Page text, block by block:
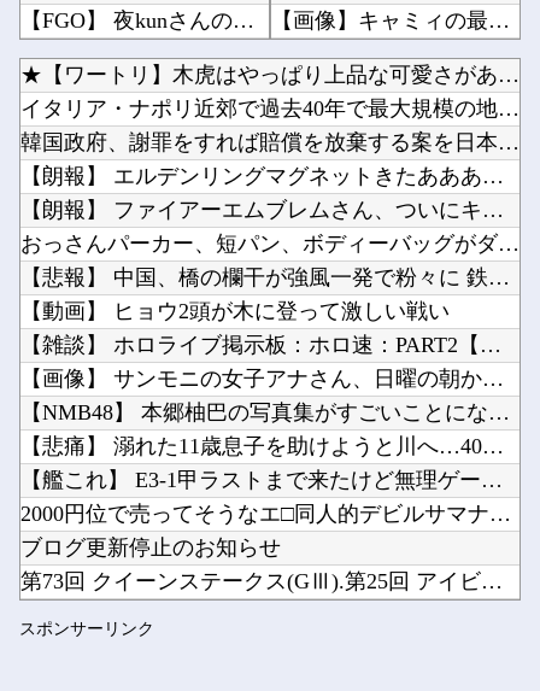
【FGO】 夜kunさんのモルガンイラスト！！ 蝶の羽好きです！
第73回 クイーンステークス(GⅢ).第25回 アイビスサマーダッシュ(GⅢ)
【画像】 ベルーナドームの温度を測定した結果ｗｗｗ
【J2第1節 大分×湘南】 湘南が5年ぶりの大分戦を勝利し開幕白星発進！コーナーキックから...
Powered by livedoor 相互RSS
【画像】キャミィの最新フィギュア(約18万円)、ガチで作り込みがエグすぎる他
【ラブライブ！】LuckyFes'26配信中！他
【画像】宇垣美里アナ、お○ぱいアピールが限界突破してしまうｗｗｗｗｗｗ他
実際『ゼルダ 時オカ』→『風タク』の時の空気感を知りたい他
佐藤二朗さん主演の「踊る大捜査線」スピンオフドラマ、正式に中止との報道他
秋葉原でゲーミングキーボードとマウス無料配布するよ→結果他
韓国人「日本人が絶対に違法駐車をしない本当の理由がこちら…」→「これが正解」「その通りだ…...
Amazon「マンガ毎週末セール（50%還元）」アツいスポーツマンガ祭り最終日到来！！！他
【悲報】韓国、ロシアウクライナ戦争に参戦へ！！！他
Powered by livedoor 相互RSS
★【ワートリ】木虎はやっぱり上品な可愛さがあるな
イタリア・ナポリ近郊で過去40年で最大規模の地震「M4.7」...
韓国政府、謝罪をすれば賠償を放棄する案を日本側に提示するも拒...
【朗報】 エルデンリングマグネットきたあああああ
【朗報】 ファイアーエムブレムさん、ついにキャラ成長率がゲー...
おっさんパーカー、短パン、ボディーバッグがダサい！自分は女だ...
【悲報】 中国、橋の欄干が強風一発で粉々に 鉄筋ゼロ 当局「...
【動画】 ヒョウ2頭が木に登って激しい戦い
【雑談】 ホロライブ掲示板：ホロ速：PART2【配信実況可】
【画像】 サンモニの女子アナさん、日曜の朝から素材を提供して...
【NMB48】 本郷柚巴の写真集がすごいことになってる
【悲痛】 溺れた11歳息子を助けようと川へ…40歳父親が死亡...
【艦これ】 E3-1甲ラストまで来たけど無理ゲー感がするでち
2000円位で売ってそうなエ□同人的デビルサマナー 第2話
ブログ更新停止のお知らせ
第73回 クイーンステークス(GⅢ).第25回 アイビスサマ...
スポンサーリンク